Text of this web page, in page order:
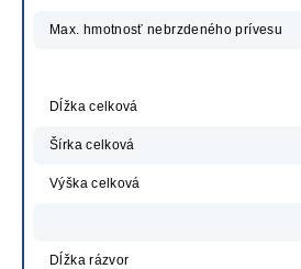
Max. hmotnosť nebrzdeného prívesu
Dĺžka celková
Šírka celková
Výška celková
Dĺžka rázvor